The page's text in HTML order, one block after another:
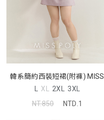
韓系簡約西裝短裙(附褲) MISS
L XL 2XL 3XL
NT.850
NTD.1